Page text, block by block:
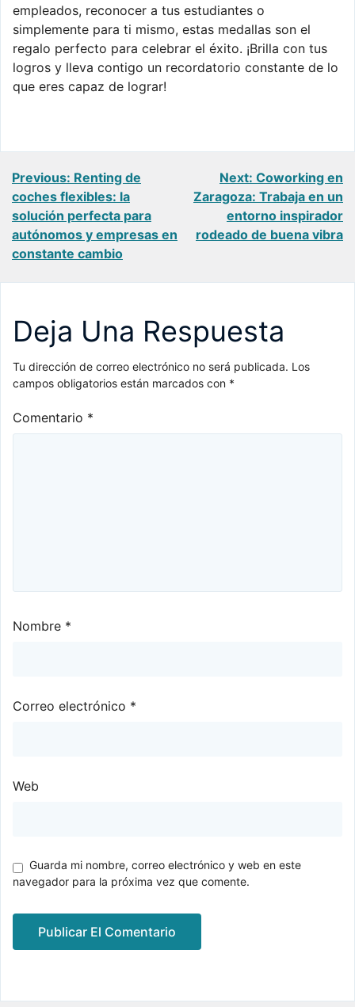
empleados, reconocer a tus estudiantes o
simplemente para ti mismo, estas medallas son el
regalo perfecto para celebrar el éxito. ¡Brilla con tus
logros y lleva contigo un recordatorio constante de lo
que eres capaz de lograr!
Navegación
de
entradas
Previous: Renting de
coches flexibles: la
solución perfecta para
autónomos y empresas en
constante cambio
Next: Coworking en
Zaragoza: Trabaja en un
entorno inspirador
rodeado de buena vibra
Deja Una Respuesta
Tu dirección de correo electrónico no será publicada. Los
campos obligatorios están marcados con *
Comentario *
Nombre *
Correo electrónico *
Web
Guarda mi nombre, correo electrónico y web en este
navegador para la próxima vez que comente.